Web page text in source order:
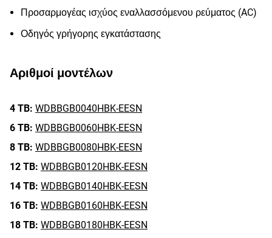
Προσαρμογέας ισχύος εναλλασσόμενου ρεύματος (AC)
Οδηγός γρήγορης εγκατάστασης
Αριθμοί μοντέλων
4 TB: WDBBGB0040HBK-EESN
6 TB: WDBBGB0060HBK-EESN
8 TB: WDBBGB0080HBK-EESN
12 TB: WDBBGB0120HBK-EESN
14 TB: WDBBGB0140HBK-EESN
16 TB: WDBBGB0160HBK-EESN
18 TB: WDBBGB0180HBK-EESN